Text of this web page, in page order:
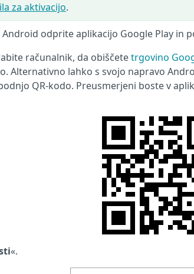
za aktivacijo.
Android odprite aplikacijo Google Play in
računalnik, da obiščetetrgovino
Alternativno lahko s svojo napravo
QR-kodo. Preusmerjeni boste v
«.